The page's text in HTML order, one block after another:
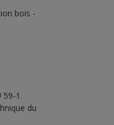
bois -
1.
du